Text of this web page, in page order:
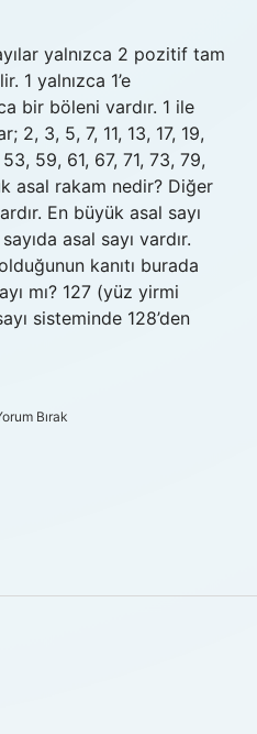
yalnızca 2 pozitif tam
1 yalnızca 1’e
bir böleni vardır. 1 ile
2, 3, 5, 7, 11, 13, 17, 19,
59, 61, 67, 71, 73, 79,
asal rakam nedir? Diğer
En büyük asal sayı
asal sayı vardır.
kanıtı burada
mı? 127 (yüz yirmi
sisteminde 128’den
Bırak